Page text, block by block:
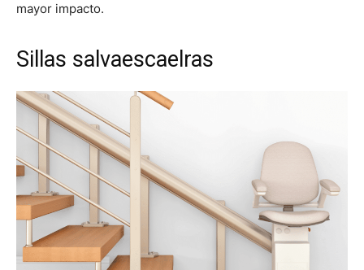
mayor impacto.
Sillas salvaescaelras